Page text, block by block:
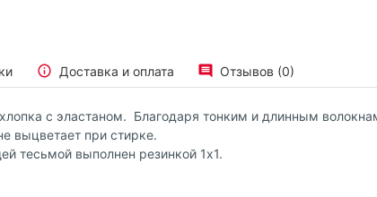
Доставка и оплата Отзывов (0)
с эластаном. Благодаря тонким и длинным
выцветает при стирке.
тесьмой выполнен резинкой 1x1.